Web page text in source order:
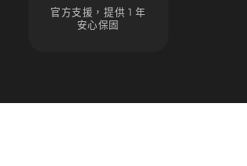
官方支援，提供 1 年
安心保固